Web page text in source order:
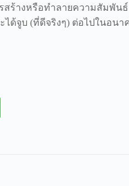
างหรือทำลายความสัมพัน
ด้จูบ (ที่ดีจริงๆ) ต่อไปในอนา